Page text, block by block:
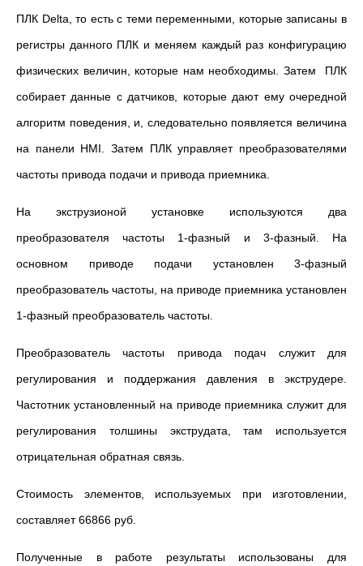
ПЛК Delta, то есть с теми переменными, которые записаны в
регистры данного ПЛК и меняем каждый раз конфигурацию
физических величин, которые нам необходимы. Затем ПЛК
собирает данные с датчиков, которые дают ему очередной
алгоритм поведения, и, следовательно появляется величина
на панели HMI. Затем ПЛК управляет преобразователями
частоты привода подачи и привода приемника.
На экструзионой установке используются два
преобразователя частоты 1-фазный и 3-фазный. На
основном приводе подачи установлен 3-фазный
преобразователь частоты, на приводе приемника установлен
1-фазный преобразователь частоты.
Преобразователь частоты привода подач служит для
регулирования и поддержания давления в экструдере.
Частотник установленный на приводе приемника служит для
регулирования толшины экструдата, там используется
отрицательная обратная связь.
Стоимость элементов, используемых при изготовлении,
составляет 66866 руб.
Полученные в работе результаты использованы для